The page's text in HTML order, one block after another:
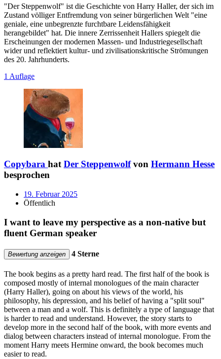
"Der Steppenwolf" ist die Geschichte von Harry Haller, der sich im
Zustand völliger Entfremdung von seiner bürgerlichen Welt "eine
geniale, eine unbegrenzte furchtbare Leidensfähigkeit
herangebildet" hat. Die innere Zerrissenheit Hallers spiegelt die
Erscheinungen der modernen Massen- und Industriegesellschaft
wider und reflektiert kultur- und zivilisationskritische Strömungen
des 20. Jahrhunderts.
1 Auflage
Copybara hatDer Steppenwolfvon Hermann Hesse
besprochen
19. Februar 2025
Öffentlich
I want to leave my perspective as a non-native but
fluent German speaker
Bewertung anzeigen 4 Sterne
The book begins as a pretty hard read. The first half of the book is
composed mostly of internal monologues of the main character
(Harry Haller), going on about his views of the world, his
philosophy, his depression, and his belief of having a "split soul"
between a man and a wolf. This is definitely a type of language that
is harder to read and understand. However, the story starts to
develop more in the second half of the book, with more events and
dialog between characters instead of internal monologue. From the
moment Harry meets Hermine onward, the book becomes much
easier to read.